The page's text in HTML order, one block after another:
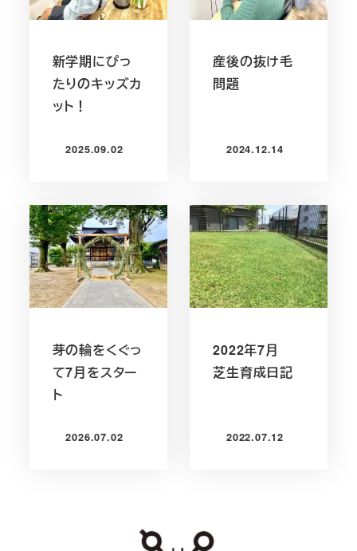
新学期にぴっ
たりのキッズカ
ット！
投稿日
2025.09.02
産後の抜け毛
問題
投稿日
2024.12.14
芽の輪をくぐっ
て7月をスター
ト
投稿日
2026.07.02
2022年7月
芝生育成日記
投稿日
2022.07.12